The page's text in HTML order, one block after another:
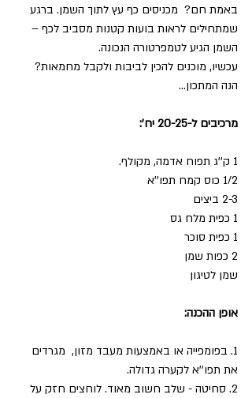
באמת חם?  מכניסים כף עץ לתוך השמן. ברגע
שמתחילים לראות בועות קטנות מסביב לכף –
השמן הגיע לטמפרטורה הנכונה.
עכשיו, מוכנים להכין לביבות ולקבל מחמאות?
הנה המתכון...
מרכיבים ל-20-25 יח':
1 ק''ג תפוח אדמה, מקולף.
1/2 כוס קמח תפו''א
2-3 ביצים
1 כפית מלח גס
1 כפית סוכר
2 כפות שמן
שמן לטיגון
אופן ההכנה:
1. בפומפייה או באמצעות מעבד מזון,  מגרדים
את תפו''א לקערה גדולה.
2. סחיטה - שלב חשוב מאוד. לוחצים חזק על